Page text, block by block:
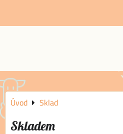
Úvod Sklad
Skladem